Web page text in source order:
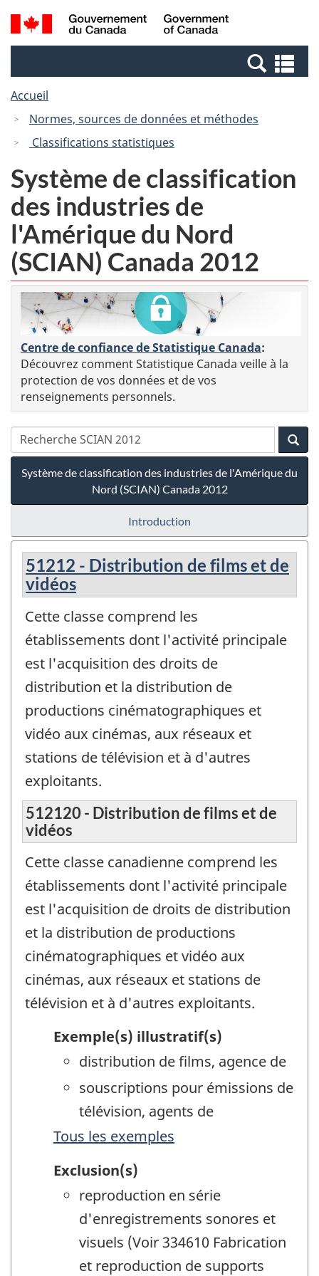
Passer
au
Passer
à
Canada
Recherche
et
et
Accueil
Normes, sources de données et méthodes
Classifications statistiques
Système de classification
des industries de
l'Amérique du Nord
(SCIAN) Canada 2012
Centre de confiance de Statistique Canada:
Découvrez comment Statistique Canada veille à la
protection de vos données et de vos
renseignements personnels.
Système de classification des industries de l'Amérique du
Nord (SCIAN) Canada 2012
Introduction
51212 - Distribution de films et de
vidéos
Cette classe comprend les
établissements dont l'activité principale
est l'acquisition des droits de
distribution et la distribution de
productions cinématographiques et
vidéo aux cinémas, aux réseaux et
stations de télévision et à d'autres
exploitants.
512120 - Distribution de films et de
vidéos
Cette classe canadienne comprend les
établissements dont l'activité principale
est l'acquisition de droits de distribution
et la distribution de productions
cinématographiques et vidéo aux
cinémas, aux réseaux et stations de
télévision et à d'autres exploitants.
Exemple(s) illustratif(s)
distribution de films, agence de
souscriptions pour émissions de
télévision, agents de
Tous les exemples
Exclusion(s)
reproduction en série
d'enregistrements sonores et
visuels (Voir 334610 Fabrication
et reproduction de supports